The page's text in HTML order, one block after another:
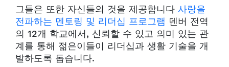
그들은 또한 자신들의 것을 제공합니다 사랑을
전파하는 멘토링 및 리더십 프로그램 덴버 전역
의 12개 학교에서, 신뢰할 수 있고 의미 있는 관
계를 통해 젊은이들이 리더십과 생활 기술을 개
발하도록 돕습니다.